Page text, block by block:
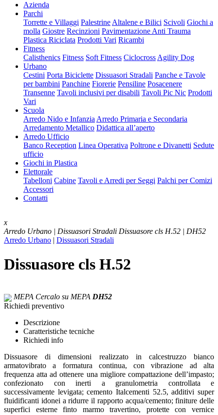
Azienda
Parchi
Torrette e Villaggi Palestrine Altalene e Bilici Scivoli Giochi a
molla Giostre Recinzioni Pavimentazione Anti Trauma
Plastica Riciclata Prodotti Vari Ricambi
Fitness
Calisthenics Fitness Soft Fitness Ciclocross Agility Dog
Urbano
Cestini Porta Biciclette Dissuasori Stradali Panche e Tavole
per bambini Panchine Fiorerie Pensiline Posacenere
Transenne Tavoli inclusivi per disabili Tavoli Pic Nic Prodotti
Vari
Scuola
Arredo Nido e Infanzia Arredo Primaria e Secondaria
Arredamento Metallico Didattica all’aperto
Arredo Ufficio
Banco Reception Linea Operativa Poltrone e Divanetti Sedute
ufficio
Giochi in Plastica
Elettorale
Tabelloni Cabine Tavoli e Arredi per Seggi Palchi per Comizi
Accessori
Contatti
x
Arredo Urbano | Dissuasori Stradali Dissuasore cls H.52 | DH52
Arredo Urbano | Dissuasori Stradali
Dissuasore cls H.52
MEPA Cercalo su MEPA DH52
Richiedi preventivo
Descrizione
Caratteristiche tecniche
Richiedi info
Dissuasore di dimensioni realizzato in calcestruzzo bianco
armatovibrato a formatura continua, con vibrazione ad alta
frequenza atta ad ottenere una migliore compattazione dell’impasto;
confezionato con inerti a granulometria controllata e
successivamente levigata; cemento Italcementi 52.5, additivi super
fluidificanti idonei a ridurre il rapporto acqua/cemento; finiture delle
superfici esterne finto marmo travertino, protette con vernice